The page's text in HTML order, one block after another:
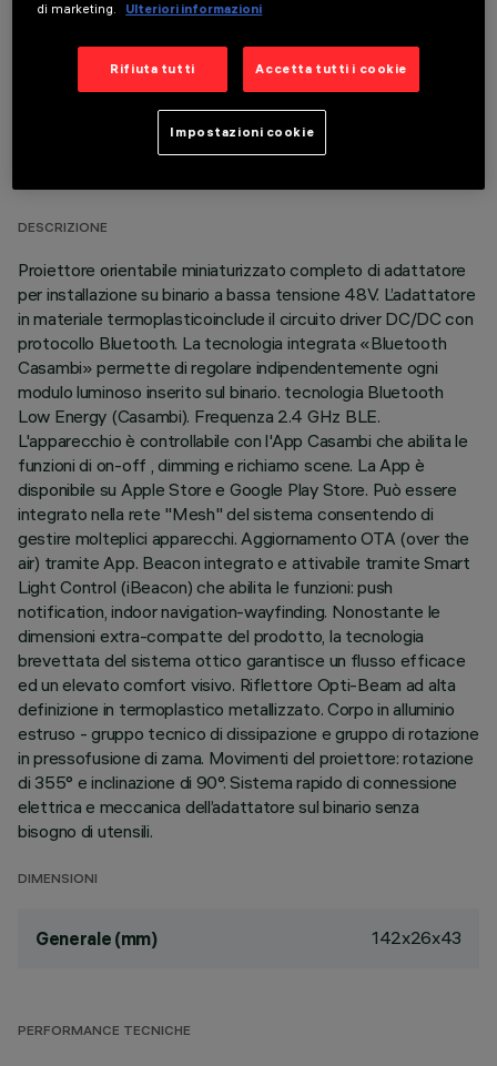
DATI TECNICI
DESCRIZIONE
Proiettore orientabile miniaturizzato completo di adattatore
per installazione su binario a bassa tensione 48V. L’adattatore
in materiale termoplasticoinclude il circuito driver DC/DC con
protocollo Bluetooth. La tecnologia integrata «Bluetooth
Casambi» permette di regolare indipendentemente ogni
modulo luminoso inserito sul binario. tecnologia Bluetooth
Low Energy (Casambi). Frequenza 2.4 GHz BLE.
L'apparecchio è controllabile con l'App Casambi che abilita le
funzioni di on-off , dimming e richiamo scene. La App è
disponibile su Apple Store e Google Play Store. Può essere
integrato nella rete "Mesh" del sistema consentendo di
gestire molteplici apparecchi. Aggiornamento OTA (over the
air) tramite App. Beacon integrato e attivabile tramite Smart
Light Control (iBeacon) che abilita le funzioni: push
notification, indoor navigation-wayfinding. Nonostante le
dimensioni extra-compatte del prodotto, la tecnologia
brevettata del sistema ottico garantisce un flusso efficace
ed un elevato comfort visivo. Riflettore Opti-Beam ad alta
definizione in termoplastico metallizzato. Corpo in alluminio
estruso - gruppo tecnico di dissipazione e gruppo di rotazione
in pressofusione di zama. Movimenti del proiettore: rotazione
di 355° e inclinazione di 90°. Sistema rapido di connessione
elettrica e meccanica dell’adattatore sul binario senza
bisogno di utensili.
DIMENSIONI
Generale (mm) 142x26x43
PERFORMANCE TECNICHE
di marketing.
Ulteriori informazioni
Rifiuta tutti Accetta tutti i cookie
Impostazioni cookie